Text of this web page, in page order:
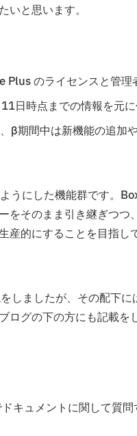
いと思います。
のライセンスと管理
日時点までの情報を元に
β期間中は新機能の追加
うにした機能群です。
をそのまま引き継ぎつ
的にすることを目指し
しましたが、その配下
ログの下の方にも記載
キュメントに関して質